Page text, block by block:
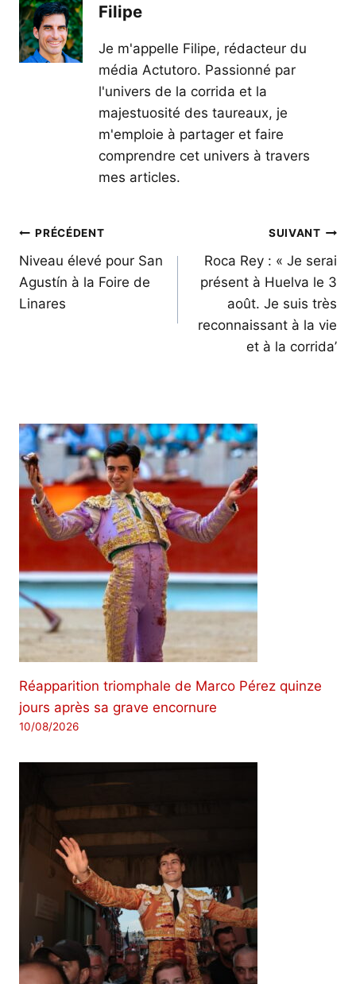
Filipe
Je m'appelle Filipe, rédacteur du
média Actutoro. Passionné par
l'univers de la corrida et la
majestuosité des taureaux, je
m'emploie à partager et faire
comprendre cet univers à travers
mes articles.
Navigation
de
l’article
PRÉCÉDENT
Niveau élevé pour San
Agustín à la Foire de
Linares
SUIVANT
Roca Rey : « Je serai
présent à Huelva le 3
août. Je suis très
reconnaissant à la vie
et à la corrida’
Réapparition triomphale de Marco Pérez quinze
jours après sa grave encornure
10/08/2026